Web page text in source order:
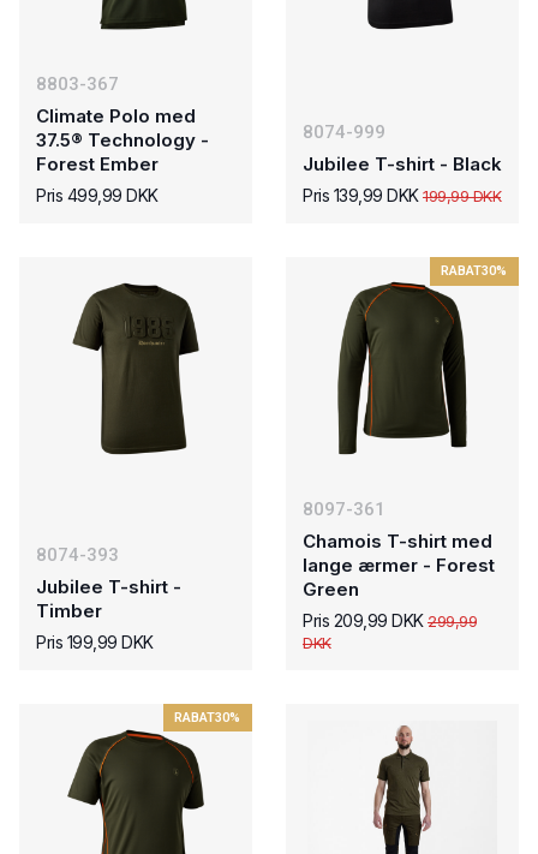
8803-367
Climate Polo med
37.5® Technology -
Forest Ember
Pris 499,99 DKK
8074-999
Jubilee T-shirt - Black
Pris 139,99 DKK199,99 DKK
8074-393
Jubilee T-shirt -
Timber
Pris 199,99 DKK
RABAT30%
8097-361
Chamois T-shirt med
lange ærmer - Forest
Green
Pris 209,99 DKK299,99
DKK
RABAT30%